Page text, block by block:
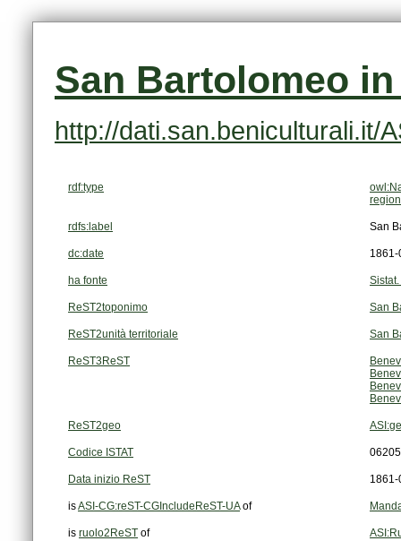
San Bartolomeo in
http://dati.san.beniculturali.it/
rdf:type
rdfs:label San
dc:date 1861-
ha fonte
ReST2toponimo San
ReST2unità territoriale San
ReST3ReST
ReST2geo
Codice ISTAT
Data inizio ReST
isASI-CG:reST-CGIncludeReST-UAof
is ruolo2ReST of